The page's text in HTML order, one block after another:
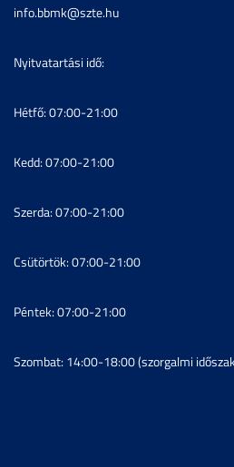
info.bbmk@szte.hu
Nyitvatartási idő:
Hétfő: 07:00-21:00
Kedd: 07:00-21:00
Szerda: 07:00-21:00
Csütörtök: 07:00-21:00
Péntek: 07:00-21:00
Szombat: 14:00-18:00 (szorgalmi